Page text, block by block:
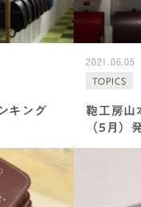
キング
2021.06.05
TOPICS
鞄工房山
（5月）